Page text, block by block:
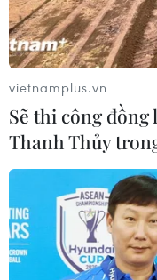
vietnamplus.vn
Sẽ thi công
Thanh Thủy